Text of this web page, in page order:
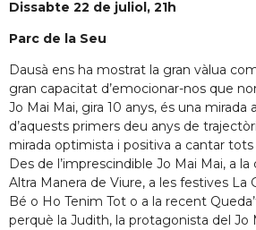
Dissabte 22 de juliol, 21h
Parc de la Seu
Dausà ens ha mostrat la gran vàlua
gran capacitat d’emocionar-nos que
Jo Mai Mai, gira 10 anys, és una mirada
d’aquests primers deu anys de
mirada optimista i positiva a cantar tots
Des de l’imprescindible Jo Mai Mai, a
Altra Manera de Viure, a les festives La
Bé o Ho Tenim Tot o a la recent
perquè la Judith, la protagonista del Jo